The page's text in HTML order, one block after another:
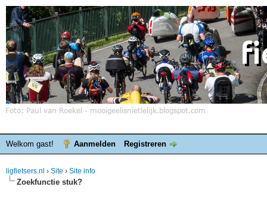
Welkom gast! Aanmelden Registreren
ligfietsers.nl › Site › Site info
Zoekfunctie stuk?